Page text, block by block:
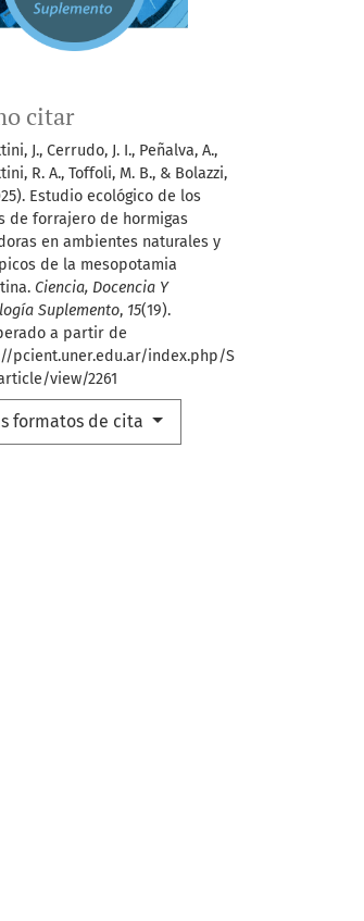
citar
J., Cerrudo, J. I., Peñalva, A.,
R. A., Toffoli, M. B., & Bolazzi,
Estudio ecológico de los
de forrajero de hormigas
en ambientes naturales y
de la mesopotamia
Ciencia, Docencia Y
Suplemento, 15(19).
a partir de
pcient.uner.edu.ar/index.php/S
view/2261
formatos de cita